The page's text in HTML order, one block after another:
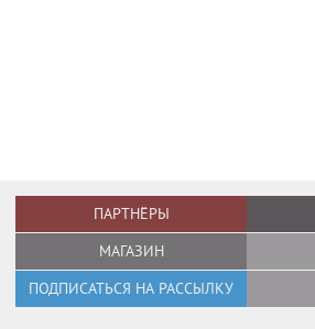
ПАРТНЁРЫ
МАГАЗИН
ПОДПИСАТЬСЯ НА РАССЫЛКУ